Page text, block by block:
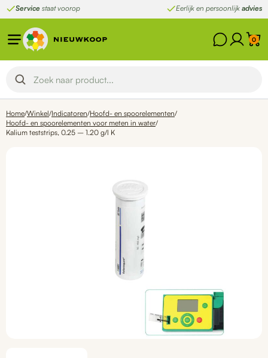
Ga
naar
de
inhoud
Service staat voorop Eerlijk en persoonlijk advies
0
Home/Winkel/Indicatoren/Hoofd- en spoorelementen/
Hoofd- en spoorelementen voor meten in water/
Kalium teststrips, 0.25 – 1.20 g/l K